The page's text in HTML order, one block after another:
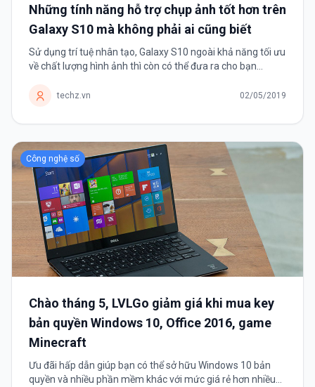
Những tính năng hỗ trợ chụp ảnh tốt hơn trên
Galaxy S10 mà không phải ai cũng biết
Sử dụng trí tuệ nhân tạo, Galaxy S10 ngoài khả năng tối ưu
về chất lượng hình ảnh thì còn có thể đưa ra cho bạn
chỉnh”.techz.vn 02/05/2019
Công nghệ số
Chào tháng 5, LVLGo giảm giá khi mua key
bản quyền Windows 10, Office 2016, game
Minecraft
Ưu đãi hấp dẫn giúp bạn có thể sở hữu Windows 10 bản
quyền và nhiều phần mềm khác với mức giá rẻ hơn nhiều